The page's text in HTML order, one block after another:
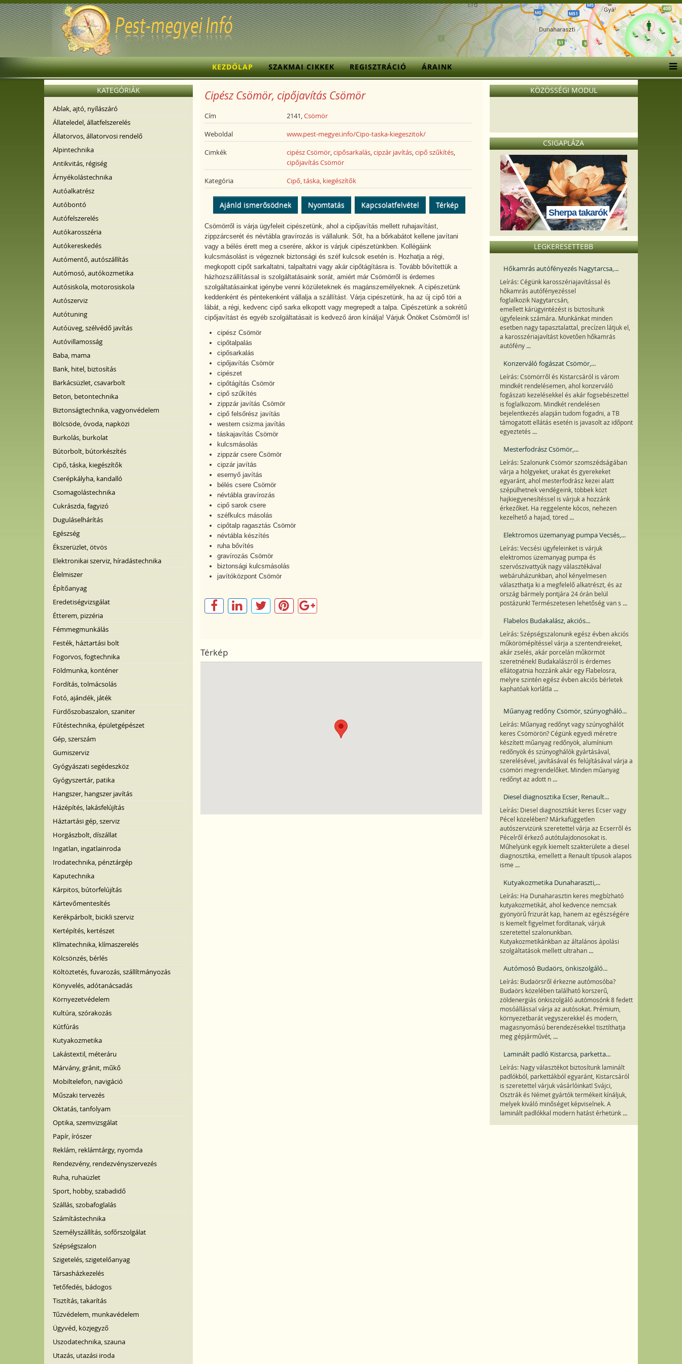
KEZDŐLAP SZAKMAI CIKKEK REGISZTRÁCIÓ ÁRAINK
KATEGÓRIÁK
Ablak, ajtó, nyílászáró
Állateledel, állatfelszerelés
Állatorvos, állatorvosi rendelő
Alpintechnika
Antikvitás, régiség
Árnyékolástechnika
Autóalkatrész
Autóbontó
Autófelszerelés
Autókarosszéria
Autókereskedés
Autómentő, autószállítás
Autómosó, autókozmetika
Autósiskola, motorosiskola
Autószerviz
Autótuning
Autóüveg, szélvédő javítás
Autóvillamosság
Baba, mama
Bank, hitel, biztosítás
Barkácsüzlet, csavarbolt
Beton, betontechnika
Biztonságtechnika, vagyonvédelem
Bölcsöde, óvoda, napközi
Burkolás, burkolat
Bútorbolt, bútorkészítés
Cipő, táska, kiegészítők
Cserépkályha, kandalló
Csomagolástechnika
Cukrászda, fagyizó
Duguláselhárítás
Egészség
Ékszerüzlet, ötvös
Elektronikai szerviz, híradástechnika
Élelmiszer
Építőanyag
Eredetiségvizsgálat
Étterem, pizzéria
Fémmegmunkálás
Festék, háztartási bolt
Fogorvos, fogtechnika
Földmunka, konténer
Fordítás, tolmácsolás
Fotó, ajándék, játék
Fürdőszobaszalon, szaniter
Fűtéstechnika, épületgépészet
Gép, szerszám
Gumiszerviz
Gyógyászati segédeszköz
Gyógyszertár, patika
Hangszer, hangszer javítás
Házépítés, lakásfelújítás
Háztartási gép, szerviz
Horgászbolt, díszállat
Ingatlan, ingatlainroda
Irodatechnika, pénztárgép
Kaputechnika
Kárpitos, bútorfelújítás
Kártevőmentesítés
Kerékpárbolt, bicikli szerviz
Kertépítés, kertészet
Klímatechnika, klímaszerelés
Kölcsönzés, bérlés
Költöztetés, fuvarozás, szállítmányozás
Könyvelés, adótanácsadás
Környezetvédelem
Kultúra, szórakozás
Kútfúrás
Kutyakozmetika
Lakástextil, méteráru
Márvány, gránit, műkő
Mobiltelefon, navigáció
Műszaki tervezés
Oktatás, tanfolyam
Optika, szemvizsgálat
Papír, írószer
Reklám, reklámtárgy, nyomda
Rendezvény, rendezvényszervezés
Ruha, ruhaüzlet
Sport, hobby, szabadidő
Szállás, szobafoglalás
Számítástechnika
Személyszállítás, sofőrszolgálat
Szépségszalon
Szigetelés, szigetelőanyag
Társasházkezelés
Tetőfedés, bádogos
Tisztítás, takarítás
Tűzvédelem, munkavédelem
Ügyvéd, közjegyző
Uszodatechnika, szauna
Utazás, utazási iroda
Cipész Csömör, cipőjavítás Csömör
Cím 2141, Csömör
Weboldal www.pest-megyei.info/Cipo-taska-kiegeszitok/
Cimkék cipész Csömör,cipősarkalás,cipzár javítás,cipő szűkítés,
cipőjavítás Csömör
Kategória Cipő, táska, kiegészítők
Ajánld ismerősödnek Nyomtatás Kapcsolatfelvétel Térkép
Csömörről is várja ügyfeleit cipészetünk, ahol a cipőjavítás mellett ruhajavítást,
zippzárcserét és névtábla gravírozás is vállalunk. Sőt, ha a bőrkabátot kellene javítani
vagy a bélés érett meg a cserére, akkor is várjuk cipészetünkben. Kollégáink
kulcsmásolást is végeznek biztonsági és széf kulcsok esetén is. Hozhatja a régi,
megkopott cipőt sarkaltatni, talpaltatni vagy akár cipőtágításra is. Tovább bővítettük a
házhozszállítással is szolgáltatásaink sorát, amiért már Csömörről is érdemes
szolgáltatásainkat igénybe venni közületeknek és magánszemélyeknek. A cipészetünk
keddenként és péntekenként vállalja a szállítást. Várja cipészetünk, ha az új cipő töri a
lábát, a régi, kedvenc cipő sarka elkopott vagy megrepedt a talpa. Cipészetünk a sokrétű
cipőjavítást és egyéb szolgáltatásait is kedvező áron kínálja! Várjuk Önöket Csömörről is!
cipész Csömör
cipőtalpalás
cipősarkalás
cipőjavítás Csömör
cipészet
cipőtágítás Csömör
cipő szűkítés
zippzár javítás Csömör
cipő felsőrész javítás
western csizma javítás
táskajavítás Csömör
kulcsmásolás
zippzár csere Csömör
cipzár javítás
esernyő javítás
bélés csere Csömör
névtábla gravírozás
cipő sarok csere
széfkulcs másolás
cipőtalp ragasztás Csömör
névtábla készítés
ruha bővítés
gravírozás Csömör
biztonsági kulcsmásolás
javítóközpont Csömör
Térkép
KÖZÖSSÉGI MODUL
CSIGAPLÁZA
Sherpa takarók
LEGKERESETTEBB
Hőkamrás autófényezés Nagytarcsa,...
Leírás: Cégünk karosszériajavítással és
hőkamrás autófényezéssel
foglalkozik Nagytarcsán,
emellett kárügyintézést is biztosítunk
ügyfeleink számára. Munkánkat minden
esetben nagy tapasztalattal, precízen látjuk el,
a karosszériajavítást követően hőkamrás
autófény ...
Konzerváló fogászat Csömör,...
Leírás: Csömörről és Kistarcsáról is várom
mindkét rendelésemen, ahol konzerváló
fogászati kezelésekkel és akár fogsebészettel
is foglalkozom. Mindkét rendelésen
bejelentkezés alapján tudom fogadni, a TB
támogatott ellátás esetén is javasolt az időpont
egyeztetés ...
Mesterfodrász Csömör,...
Leírás: Szalonunk Csömör szomszédságában
várja a hölgyeket, urakat és gyerekeket
egyaránt, ahol mesterfodrász kezei alatt
szépülhetnek vendégeink, többek közt
hajkiegyenesítéssel is várjuk a hozzánk
érkezőket. Ha reggelente kócos, nehezen
kezelhető a hajad, töred ...
Elektromos üzemanyag pumpa Vecsés,...
Leírás: Vecsési ügyfeleinket is várjuk
elektromos üzemanyag pumpa és
szervószivattyúk nagy választékával
webáruházunkban, ahol kényelmesen
választhatja ki a megfelelő alkatrészt, és az
ország bármely pontjára 24 órán belül
postázunk! Természetesen lehetőség van s ...
Flabelos Budakalász, akciós...
Leírás: Szépségszalonunk egész évben akciós
műkörömépítéssel várja a szentendreieket,
akár zselés, akár porcelán műkörmöt
szeretnének! Budakalászról is érdemes
ellátogatnia hozzánk akár egy Flabelosra,
melyre szintén egész évben akciós bérletek
kaphatóak korlátla ...
Műanyag redőny Csömör, szúnyogháló...
Leírás: Műanyag redőnyt vagy szúnyoghálót
keres Csömörön? Cégünk egyedi méretre
készített műanyag redőnyök, alumínium
redőnyök és szúnyoghálók gyártásával,
szerelésével, javításával és felújításával várja a
csömöri megrendelőket. Minden műanyag
redőnyt az adott n ...
Diesel diagnosztika Ecser, Renault...
Leírás: Diesel diagnosztikát keres Ecser vagy
Pécel közelében? Márkafüggetlen
autószervizünk szeretettel várja az Ecserről és
Pécelről érkező autótulajdonosokat is.
Műhelyünk egyik kiemelt szakterülete a diesel
diagnosztika, emellett a Renault típusok alapos
isme ...
Kutyakozmetika Dunaharaszti,...
Leírás: Ha Dunaharasztin keres megbízható
kutyakozmetikát, ahol kedvence nemcsak
gyönyörű frizurát kap, hanem az egészségére
is kiemelt figyelmet fordítanak, várjuk
szeretettel szalonunkban.
Kutyakozmetikánkban az általános ápolási
szolgáltatások mellett ultrahan ...
Autómosó Budaörs, önkiszolgáló...
Leírás: Budaörsről érkezne autómosóba?
Budaörs közelében található korszerű,
zöldenergiás önkiszolgáló autómosónk 8 fedett
mosóállással várja az autósokat. Prémium,
környezetbarát vegyszerekkel és modern,
magasnyomású berendezésekkel tisztíthatja
meg gépjárművét, ...
Laminált padló Kistarcsa, parketta...
Leírás: Nagy választékot biztosítunk laminált
padlókból, parkettákból egyaránt, Kistarcsáról
is szeretettel várjuk vásárlóinkat! Svájci,
Osztrák és Német gyártók termékeit kínáljuk,
melyek kiváló minőséget képviselnek. A
laminált padlókkal modern hatást érhetünk ...